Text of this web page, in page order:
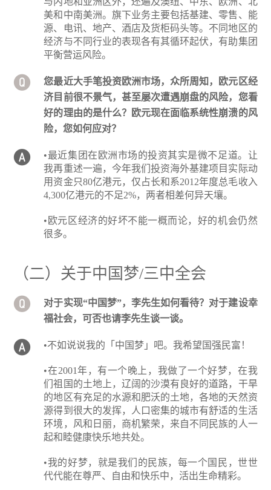
美和中南美洲。旗下业务主要包括基建、零售、能
源、电讯、地产、酒店及货柜码头等。不同地区的
经济与不同行业的表现各有其循环起伏，有助集团
平衡营运风险。
您最近大手笔投资欧洲市场，众所周知，欧元区经
济目前很不景气，甚至屡次遭遇崩盘的风险，您看
好的理由的是什么？欧元现在面临系统性崩溃的风
险，您如何应对？
•最近集团在欧洲市场的投资其实是微不足道。让
我再重述一遍，今年我们投资海外基建项目实际动
用资金只80亿港元，仅占长和系2012年度总毛收入
4,300亿港元的不足2%，两者相差何异天壤。
•欧元区经济的好坏不能一概而论，好的机会仍然
很多。
（二）关于中国梦/三中全会
对于实现“中国梦”，李先生如何看待？对于建设幸
福社会，可否也请李先生谈一谈。
•不如说说我的「中国梦」吧。我希望国强民富！
•在2001年，有一个晚上，我做了一个好梦，在我
们祖国的土地上，辽阔的沙漠有良好的道路，干旱
的地区有充足的水源和肥沃的土地，各地的天然资
源得到很大的发挥，人口密集的城市有舒适的生活
环境，风和日丽，商机繁荣，来自不同民族的人一
起和睦健康快乐地共处。
•我的好梦，就是我们的民族，每一个国民，世世
代代能在尊严、自由和快乐中，活出生命精彩。